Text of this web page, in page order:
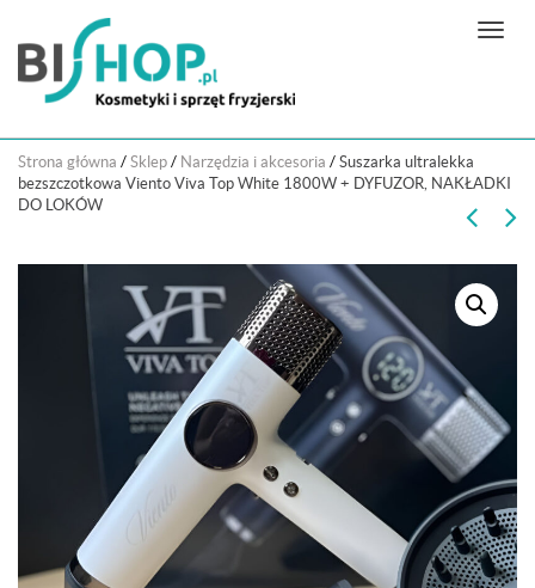
N
g
c
Strona główna / Sklep / Narzędzia i akcesoria / Suszarka ultralekka
bezszczotkowa Viento Viva Top White 1800W + DYFUZOR, NAKŁADKI
DO LOKÓW